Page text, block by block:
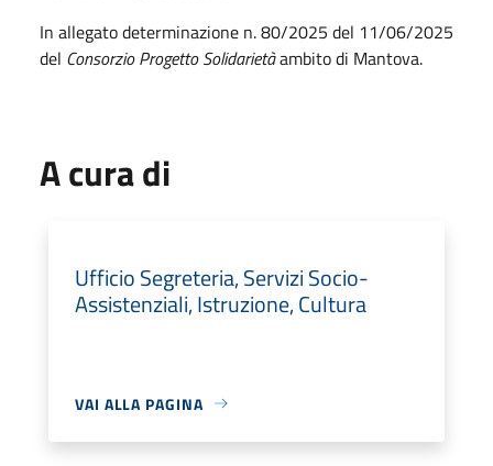
In allegato determinazione n. 80/2025 del 11/06/2025
del Consorzio Progetto Solidarietàambito di Mantova.
A cura di
Ufficio Segreteria, Servizi Socio-
Assistenziali, Istruzione, Cultura
VAI ALLA PAGINA